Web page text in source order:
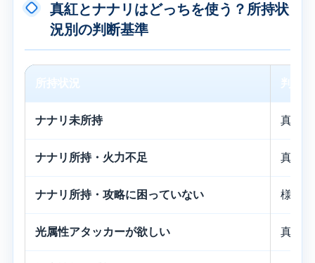
真紅とナナリはどっちを使う？所持状
況別の判断基準
所持状況 判断
ナナリ未所持 真紅
ナナリ所持・火力不足 真紅
ナナリ所持・攻略に困っていない 様子
光属性アタッカーが欲しい 真紅